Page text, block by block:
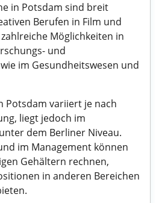
in Potsdam sind breit
Berufen in Film und
Möglichkeiten in
und
im Gesundheitswesen und
Potsdam variiert je nach
liegt jedoch im
dem Berliner Niveau.
im Management können
Gehältern rechnen,
in anderen Bereichen